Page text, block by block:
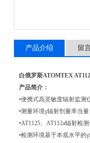
产品介绍 留
白俄罗斯ATOMTEX
产品简介：
•便携式高灵敏度辐射监测
•测量环境γ辐射剂量率当
•AT1125、AT112a辐射检
•检测环境基于本底水平的